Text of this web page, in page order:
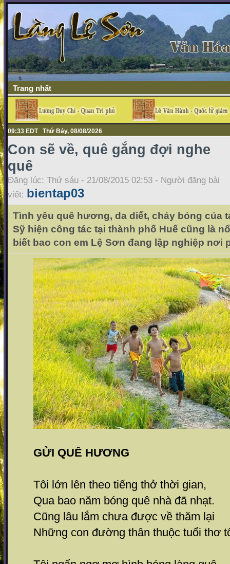
Trang nhất
09:33 EDT Thứ Bảy, 08/08/2026
Con sẽ về, quê gắng đợi nghe
quê
Đăng lúc: Thứ sáu - 21/08/2015 02:53 - Người đăng bài
viết: bientap03
Tình yêu quê hương, da diết, cháy bỏng của
Sỹ hiện công tác tại thành phố Huế cũng là
biết bao con em Lệ Sơn đang lập nghiệp nơi
GỬI QUÊ HƯƠNG
Tôi lớn lên theo tiếng thở thời gian,
Qua bao năm bóng quê nhà đã nhạt.
Cũng lâu lắm chưa được về thăm lại
Những con đường thân thuộc tuổi thơ